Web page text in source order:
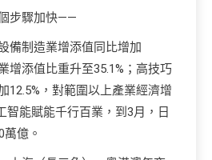
步驟加快——
備制造業增添值同比增加
增添值比重升至35.1%；高技巧
12.5%，對範圍以上產業經濟增
智能賦能千行百業，到3月，日
億。